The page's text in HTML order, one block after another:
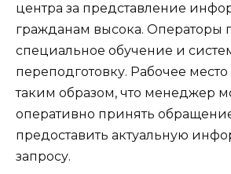
центра за представление
гражданам высока. Операторы
специальное обучение и
переподготовку. Рабочее
таким образом, что менеджер
оперативно принять
предоставить актуальную
запросу.